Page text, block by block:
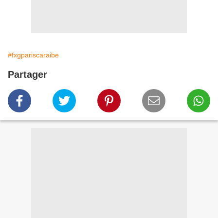
#fxgpariscaraibe
Partager